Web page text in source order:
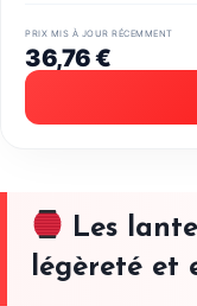
PRIX MIS À JOUR RÉCEMMENT
36,76 €
Les
légèreté et